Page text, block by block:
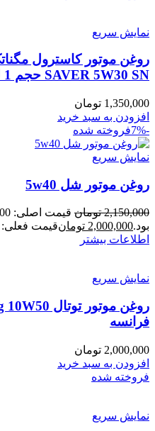
نمایش سریع
SAVER 5W30 SN حجم 1 لیتر
1,350,000 تومان
افزودن به سبد خرید
-7%
فروخته شده
نمایش سریع
روغن موتور شل 5w40
2,150,000 تومان
بود.2,000,000 تومانقیمت فعلی: 2,000,000 تومان.
اطلاعات بیشتر
نمایش سریع
فرانسه
2,000,000 تومان
افزودن به سبد خرید
فروخته شده
نمایش سریع